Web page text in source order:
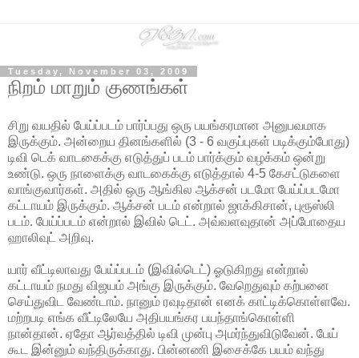
Tuesday, November 03, 2009
நிறம் மாறும் குணங்கள்
சிறு வயதில் பேய்ப்படம் பார்ப்பது ஒரு பயங்கரமான அனுபவமாக
இருக்கும். அன்றைய தினங்களில் (3 - 6 வகுப்புகள் படிக்கும்போது)
டிவி டெக் வாடகைக்கு எடுத்துப் படம் பார்க்கும் வழக்கம் ஒன்று
உண்டு. ஒரு நாளைக்கு வாடகைக்கு எடுத்தால் 4-5 கேசட்டுகளை
வாங்குவார்கள். அதில் ஒரு ஆங்கில ஆக்சன் படமோ பேய்ப்படமோ
கட்டாயம் இருக்கும். ஆக்சன் படம் என்றால் ஜாக்கிசான், புரூஸ்லி
படம். பேய்ப்படம் என்றால் இவில் டெட். அவ்வளவுதான் அப்போதைய
ஹாலிவுட் அறிவு.
யார் வீட்டிலாவது பேய்ப்படம் (இவில்டெட்) ஓடுகிறது என்றால்
கட்டாயம் நமது விஜயம் அங்கு இருக்கும். வேறெதுவும் கற்பனை
செய்துவிட வேண்டாம். நானும் ரவுடிதான் எனக் காட்டிக்கொள்ளவே.
மற்றபடி எங்க வீட்டிலேயே அதிபயங்கர பயந்தாங்கொள்ளி
நான்தான். ஏதோ ஆர்வத்தில் டிவி முன்பு அமர்ந்துவிடுவேன். பேய்
கூட இன்னும் வந்திருக்காது. பின்னணி இசைக்கே பயம் வந்து